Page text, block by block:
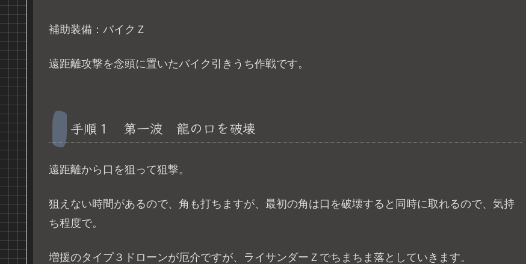
補助装備：バイクＺ
遠距離攻撃を念頭に置いたバイク引きうち作戦です。
手順１ 第一波 龍の口を破壊
遠距離から口を狙って狙撃。
狙えない時間があるので、角も打ちますが、最初の角は口を破壊すると同時に取れるので、気持
ち程度で。
増援のタイプ３ドローンが厄介ですが、ライサンダーＺでちまちま落としていきます。